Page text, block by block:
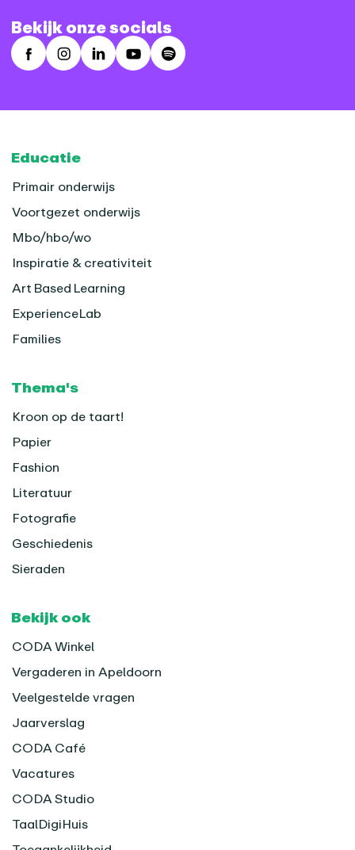
Bekijk onze socials
FacebookInstagram
LinkedInYoutubeSpotify
Footer
Educatie
Primair onderwijs
Voortgezet onderwijs
Mbo/hbo/wo
Inspiratie & creativiteit
Art Based Learning
ExperienceLab
Families
Thema's
Kroon op de taart!
Papier
Fashion
Literatuur
Fotografie
Geschiedenis
Sieraden
Bekijk ook
CODA Winkel
Vergaderen in Apeldoorn
Veelgestelde vragen
Jaarverslag
CODA Café
Vacatures
CODA Studio
TaalDigiHuis